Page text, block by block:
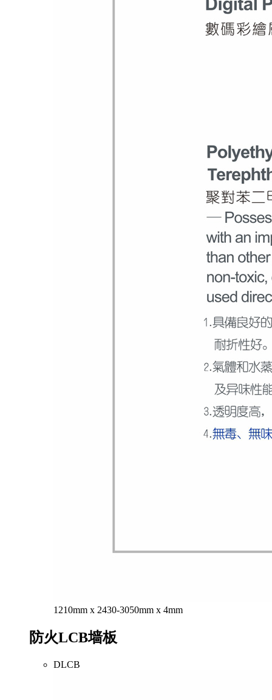
1210mm x 2430-3050mm x 4mm
防火LCB墙板
DLCB